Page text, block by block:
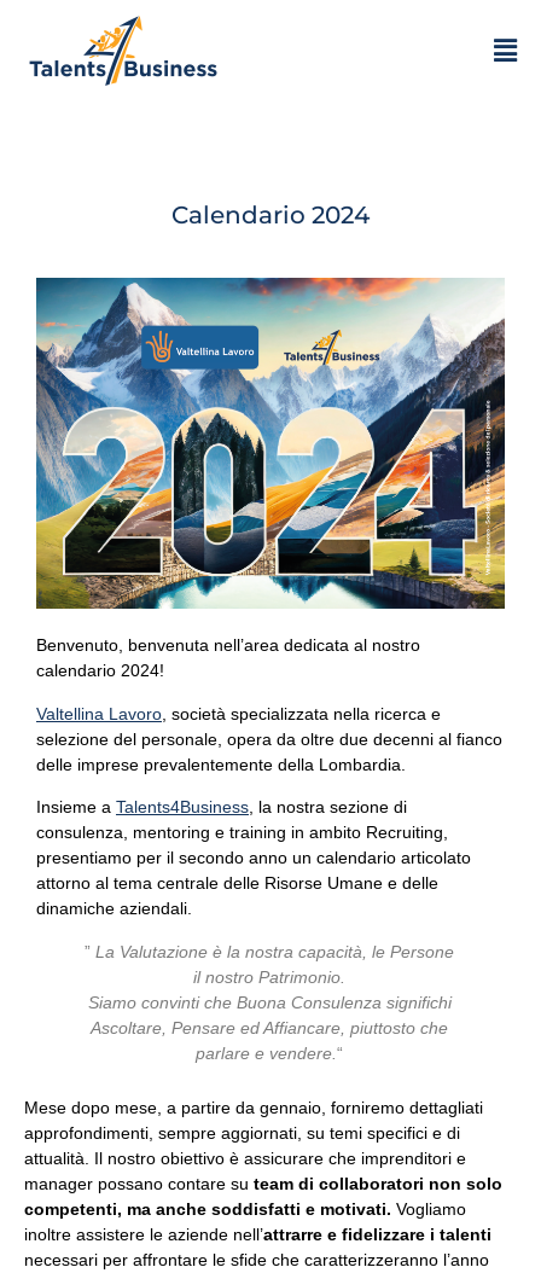
Calendario 2024
Calendario 2024
Benvenuto, benvenuta nell’area dedicata al nostro
calendario 2024!
Valtellina Lavoro , società specializzata nella ricerca e
selezione del personale, opera da oltre due decenni al fianco
delle imprese prevalentemente della Lombardia.
Insieme a Talents4Business , la nostra sezione di
consulenza, mentoring e training in ambito Recruiting,
presentiamo per il secondo anno un calendario articolato
attorno al tema centrale delle Risorse Umane e delle
dinamiche aziendali.
”La Valutazione è la nostra capacità, le Persone
il nostro Patrimonio.
Siamo convinti che Buona Consulenza significhi
Ascoltare, Pensare ed Affiancare, piuttosto che
parlare e vendere.“
Mese dopo mese, a partire da gennaio, forniremo dettagliati
approfondimenti, sempre aggiornati, su temi specifici e di
attualità. Il nostro obiettivo è assicurare che imprenditori e
manager possano contare su team di collaboratori non solo
competenti, ma anche soddisfatti e motivati. Vogliamo
inoltre assistere le aziende nell’attrarre e fidelizzare i talenti
necessari per affrontare le sfide che caratterizzeranno l’anno